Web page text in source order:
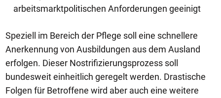
arbeitsmarktpolitischen Anforderungen geeinigt
Speziell im Bereich der Pflege soll eine schnellere
Anerkennung von Ausbildungen aus dem Ausland
erfolgen. Dieser Nostrifizierungsprozess soll
bundesweit einheitlich geregelt werden. Drastische
Folgen für Betroffene wird aber auch eine weitere